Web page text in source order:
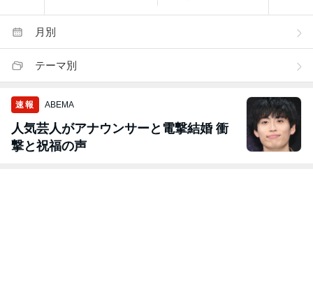
月別
テーマ別
速報 ABEMA
人気芸人がアナウンサーと電撃結婚 衝
撃と祝福の声